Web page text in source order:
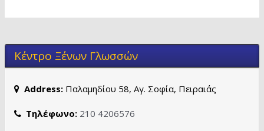
Κέντρο Ξένων Γλωσσών
Address: Παλαμηδίου 58, Αγ. Σοφία, Πειραιάς
Τηλέφωνο: 210 4206576